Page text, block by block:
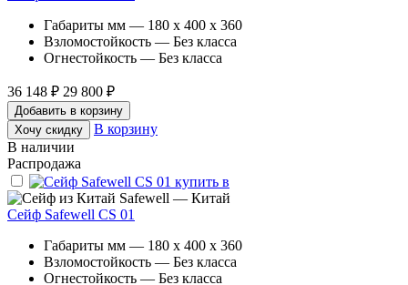
Габариты мм — 180 x 400 x 360
Взломостойкость — Без класса
Огнестойкость — Без класса
36 148 ₽ 29 800 ₽
Добавить в корзину
Хочу скидку
В корзину
В наличии
Распродажа
Safewell — Китай
Сейф Safewell CS 01
Габариты мм — 180 x 400 x 360
Взломостойкость — Без класса
Огнестойкость — Без класса